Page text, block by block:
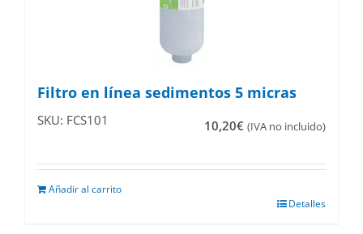
Filtro en línea sedimentos 5 micras
SKU: FCS101 10,20€ (IVA no incluido)
Añadir al carrito
Detalles